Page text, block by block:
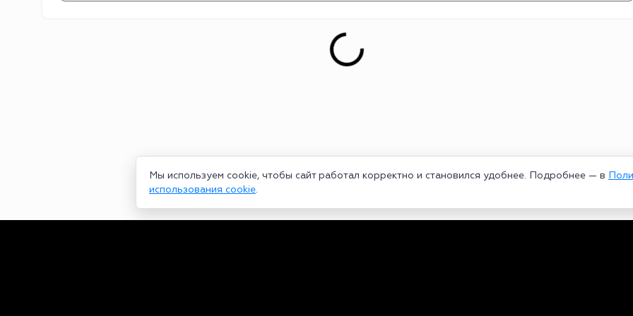
Мы используем cookie, чтобы сайт работал корректно и становился удобнее. Подробнее — в
использования cookie.